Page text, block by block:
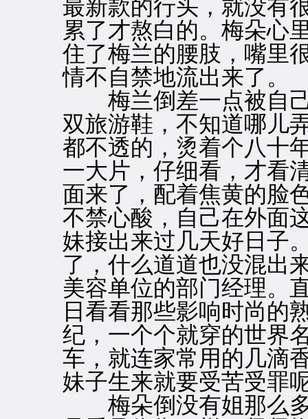
最新款的行头，就没有
累了才熬白的。梅朵心
住了梅兰的腰肢，嘴里
情不自禁地流出来了。
梅兰倒差一点被自己
双旅游鞋，不知道哪儿
都不透的，烫着个八十
一大片，仔细看，才看
面来了，配着焦黄的脸
不禁心酸，自己在外面
妹接出来过几天好日子
了，什么道道也没混出
美容单位的部门经理。
日看看那些影响时尚的
纪，一个个就穿的世界
车，就连家常用的几滴
妹子生来就要受苦受罪
梅朵倒没有姐那么多